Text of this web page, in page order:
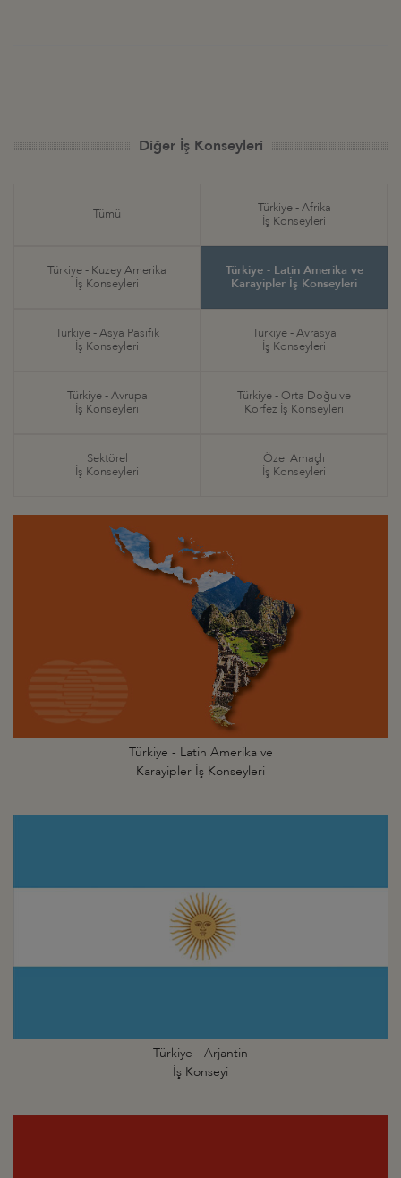
Diğer İş Konseyleri
Tümü
Türkiye - Afrika
İş Konseyleri
Türkiye - Kuzey Amerika
İş Konseyleri
Türkiye - Latin Amerika ve
Karayipler İş Konseyleri
Türkiye - Asya Pasifik
İş Konseyleri
Türkiye - Avrasya
İş Konseyleri
Türkiye - Avrupa
İş Konseyleri
Türkiye - Orta Doğu ve
Körfez İş Konseyleri
Sektörel
İş Konseyleri
Özel Amaçlı
İş Konseyleri
Türkiye - Latin Amerika ve
Karayipler İş Konseyleri
Türkiye - Arjantin
İş Konseyi